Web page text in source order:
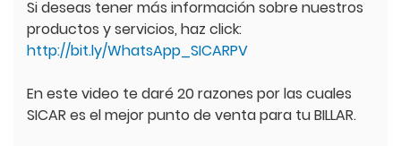
Si deseas tener más información sobre nuestros
productos y servicios, haz click:
http://bit.ly/WhatsApp_SICARPV
En este video te daré 20 razones por las cuales
SICAR es el mejor punto de venta para tu BILLAR.